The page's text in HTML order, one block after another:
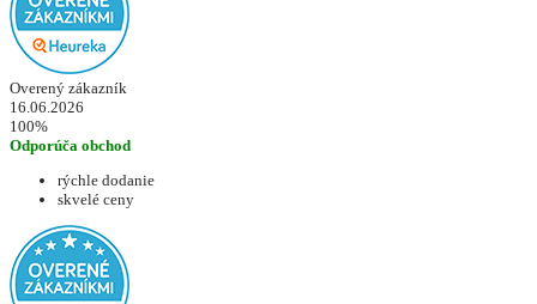
Overený zákazník
16.06.2026
100%
Odporúča obchod
rýchle dodanie
skvelé ceny